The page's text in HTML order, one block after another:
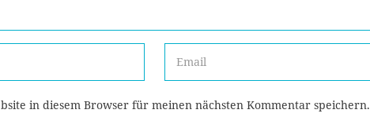
in diesem Browser für meinen nächsten Kommentar speichern.